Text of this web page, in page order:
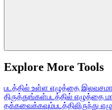
Explore More Tools
படத்தில் உள்ள எழுத்தை
திருத்துங்கள்படத்தில் எழுத்தை
தக்கவைக்கவும்படத்திலிருந்து